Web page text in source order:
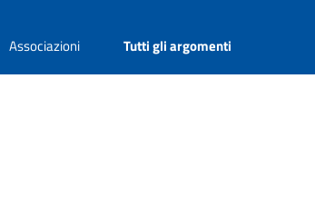
Associazioni Tutti gli argomenti